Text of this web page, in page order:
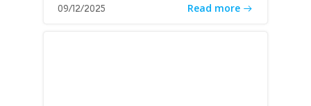
09/12/2025 Read more